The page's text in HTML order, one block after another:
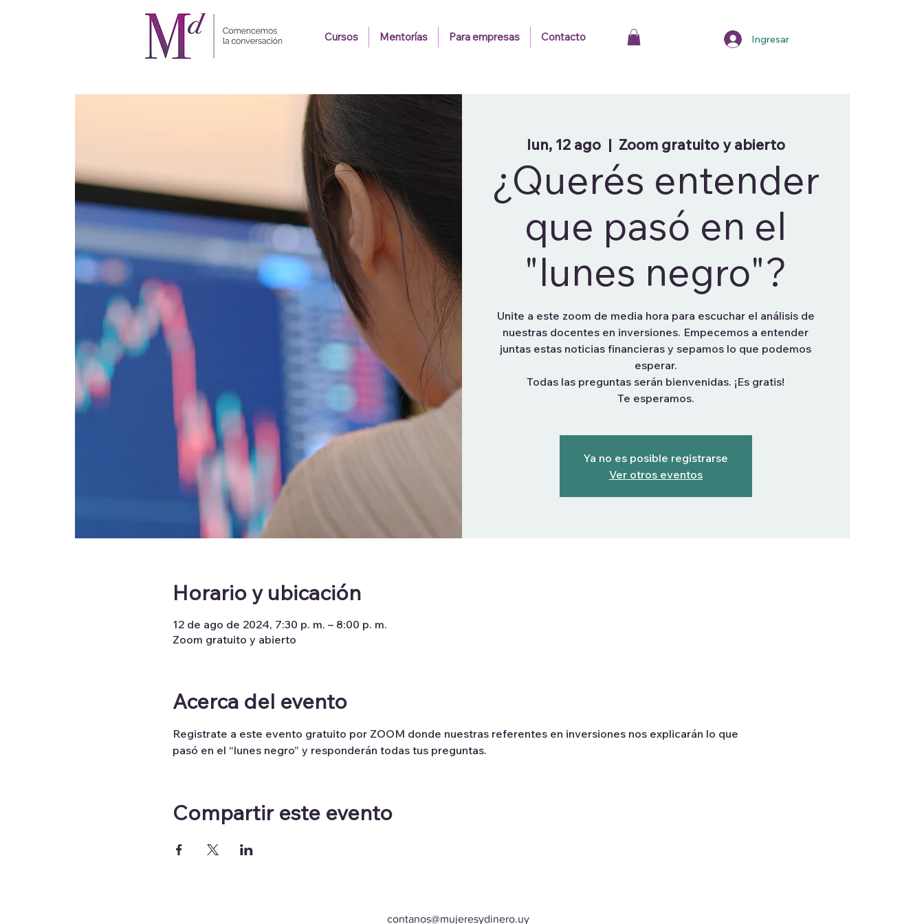
Cursos Mentorías Para empresas Contacto Ingresar
lun, 12 ago
  |
Zoom gratuito y abierto
¿Querés entender
que pasó en el
"lunes negro"?
Unite a este zoom de media hora para escuchar el análisis de
nuestras docentes en inversiones. Empecemos a entender
juntas estas noticias financieras y sepamos lo que podemos
esperar.
Todas las preguntas serán bienvenidas. ¡Es gratis!
Te esperamos.
Ya no es posible registrarse
Ver otros eventos
Horario y ubicación
12 de ago de 2024, 7:30 p. m. – 8:00 p. m.
Zoom gratuito y abierto
Acerca del evento
Registrate a este evento gratuito por ZOOM donde nuestras referentes en inversiones nos explicarán lo que
pasó en el “lunes negro” y responderán todas tus preguntas.
Compartir este evento
contanos@mujeresydinero.uy